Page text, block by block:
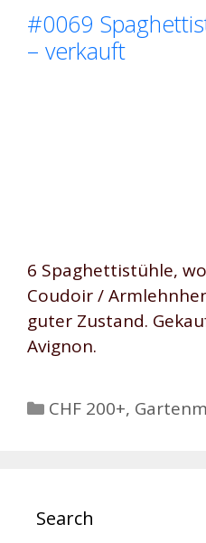
#0069
– verkauft
6 Spaghettistühle,
Coudoir /
guter Zustand.
Avignon.
Kategorien
CHF 200+,
Search